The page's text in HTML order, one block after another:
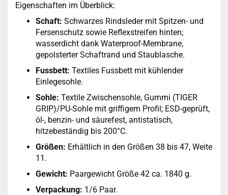
Eigenschaften im Überblick:
Schaft: Schwarzes Rindsleder mit Spitzen- und
Fersenschutz sowie Reflexstreifen hinten;
wasserdicht dank Waterproof-Membrane,
gepolsterter Schaftrand und Staublasche.
Fussbett: Textiles Fussbett mit kühlender
Einlegesohle.
Sohle: Textile Zwischensohle, Gummi (TIGER
GRIP)/PU-Sohle mit griffigem Profil; ESD-geprüft,
öl-, benzin- und säurefest, antistatisch,
hitzebeständig bis 200°C.
Größen: Erhältlich in den Größen 38 bis 47, Weite
11.
Gewicht: Paargewicht Größe 42 ca. 1840 g.
Verpackung: 1/6 Paar.